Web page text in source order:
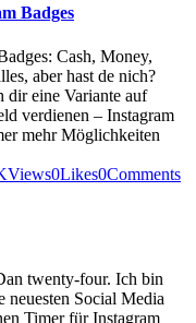
Badges
Cash, Money,
aber hast de nich?
dir eine Variante auf
verdienen – Instagram
mehr Möglichkeiten
Views0Likes0Comments
twenty-four. Ich bin
Social Media
Timer für Instagram